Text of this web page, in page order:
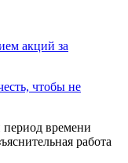
акций за
чтобы не
времени
работа